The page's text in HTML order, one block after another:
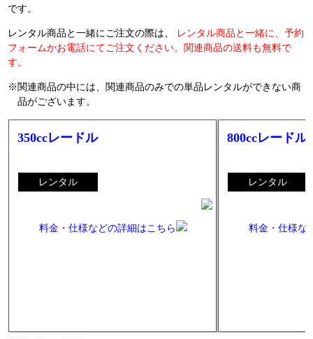
です。
レンタル商品と一緒にご注文の際は、
レンタル商品と一緒に、予約
フォームかお電話にてご注文ください。関連商品の送料も無料で
す。
関連商品の中には、関連商品のみでの単品レンタルができない商
品がございます。
350ccレードル
レンタル
料金・仕様などの詳細はこちら
800ccレードル
レンタル
料金・仕様な